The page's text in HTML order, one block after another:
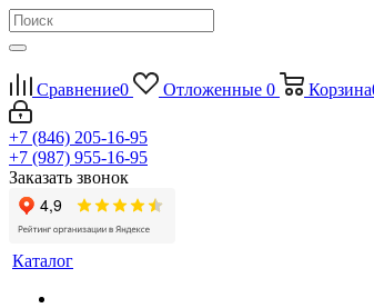
Сравнение0 Отложенные 0 Корзина
+7 (846) 205-16-95
+7 (987) 955-16-95
Заказать звонок
Каталог